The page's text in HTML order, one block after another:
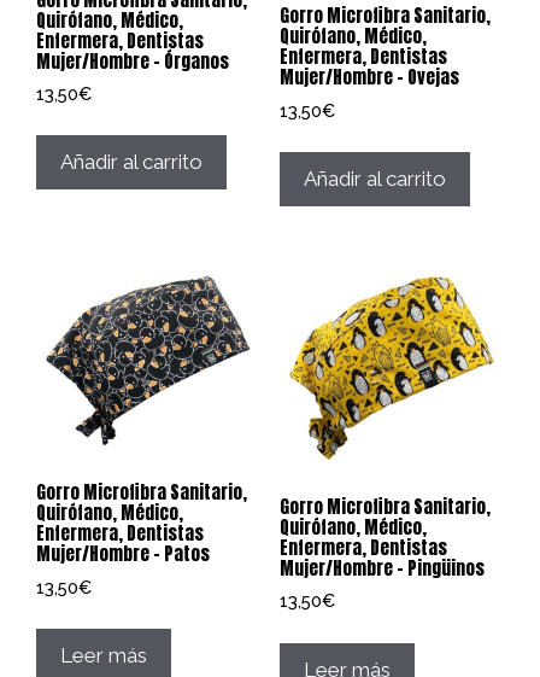
Quirófano, Médico,
Enfermera, Dentistas
Mujer/Hombre – Órganos
13,50€
Añadir al carrito
Gorro Microfibra Sanitario,
Quirófano, Médico,
Enfermera, Dentistas
Mujer/Hombre – Ovejas
13,50€
Añadir al carrito
Gorro Microfibra Sanitario,
Quirófano, Médico,
Enfermera, Dentistas
Mujer/Hombre – Patos
13,50€
Leer más
Gorro Microfibra Sanitario,
Quirófano, Médico,
Enfermera, Dentistas
Mujer/Hombre – Pingüinos
13,50€
Leer más